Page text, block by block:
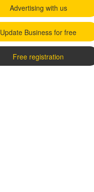
Advertising with us
Update Business for free
Free registration